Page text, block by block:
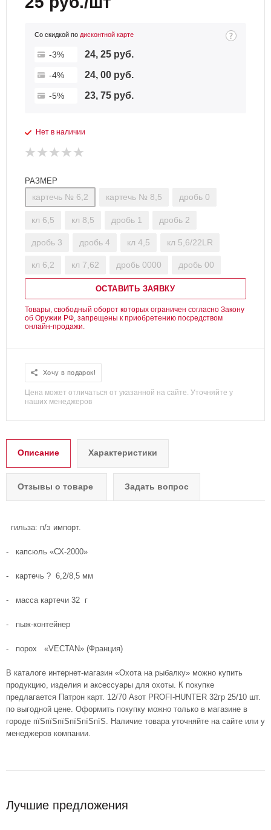
Со скидкой по дисконтной карте
-3% 24, 25 руб.
-4% 24, 00 руб.
-5% 23, 75 руб.
Нет в наличии
РАЗМЕР
картечь № 6,2 картечь № 8,5 дробь 0
кл 6,5 кл 8,5 дробь 1 дробь 2
дробь 3 дробь 4 кл 4,5 кл 5,6/22LR
кл 6,2 кл 7,62 дробь 0000 дробь 00
ОСТАВИТЬ ЗАЯВКУ
Товары, свободный оборот которых ограничен согласно Закону
об Оружии РФ, запрещены к приобретению посредством
онлайн-продажи.
Хочу в подарок!
Цена может отличаться от указанной на сайте. Уточняйте у
наших менеджеров
Описание Характеристики
Отзывы о товаре Задать вопрос
гильза: п/э импорт.
- капсюль «СХ-2000»
- картечь ? 6,2/8,5 мм
- масса картечи 32 г
- пыж-контейнер
- порох «VECTAN» (Франция)
В каталоге интернет-магазин «Охота на рыбалку» можно купить
продукцию, изделия и аксессуары для охоты. К покупке
предлагается Патрон карт. 12/70 Азот PROFI-HUNTER 32гр 25/10 шт.
по выгодной цене. Оформить покупку можно только в магазине в
городе пїЅпїЅпїЅпїЅпїЅпїЅ. Наличие товара уточняйте на сайте или у
менеджеров компании.
Лучшие предложения